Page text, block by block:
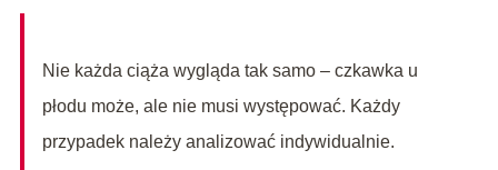
Nie każda ciąża wygląda tak samo – czkawka u
płodu może, ale nie musi występować. Każdy
przypadek należy analizować indywidualnie.